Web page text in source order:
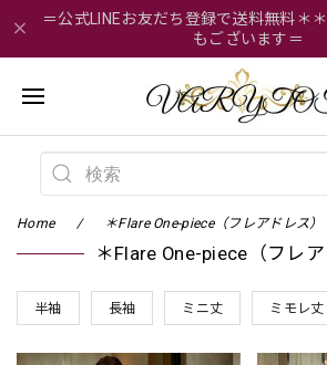
＝公式LINEお友だち登録で送料無料＊
もございます＝
Home ＊Flare One-piece（フレアドレス）
＊Flare One-piece（フレア
半袖 長袖 ミニ丈 ミモレ丈